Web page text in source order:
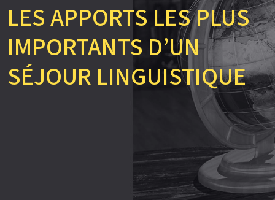
LES APPORTS LES PLUS
IMPORTANTS D’UN
SÉJOUR LINGUISTIQUE